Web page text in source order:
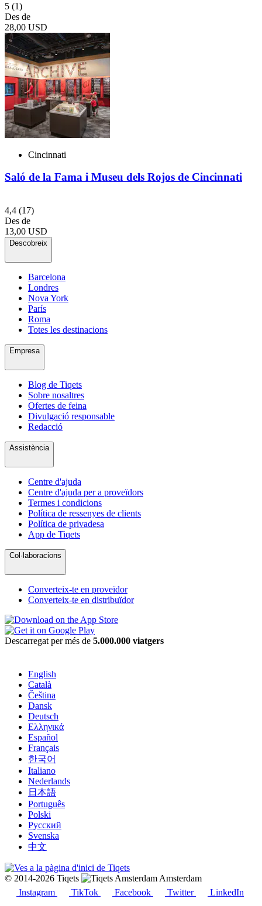
5 (1)
Des de
28,00 USD
Cincinnati
Saló de la Fama i Museu dels Rojos de Cincinnati
4,4 (17)
Des de
13,00 USD
Descobreix
Barcelona
Londres
Nova York
París
Roma
Totes les destinacions
Empresa
Blog de Tiqets
Sobre nosaltres
Ofertes de feina
Divulgació responsable
Redacció
Assistència
Centre d'ajuda
Centre d'ajuda per a proveïdors
Termes i condicions
Política de ressenyes de clients
Política de privadesa
App de Tiqets
Col·laboracions
Converteix-te en proveïdor
Converteix-te en distribuïdor
Descarregat per més de 5.000.000 viatgers
English
Català
Čeština
Dansk
Deutsch
Ελληνικά
Español
Français
한국어
Italiano
Nederlands
日本語
Português
Polski
Русский
Svenska
中文
© 2014-2026 Tiqets
Amsterdam
Instagram
TikTok Facebook Twitter LinkedIn